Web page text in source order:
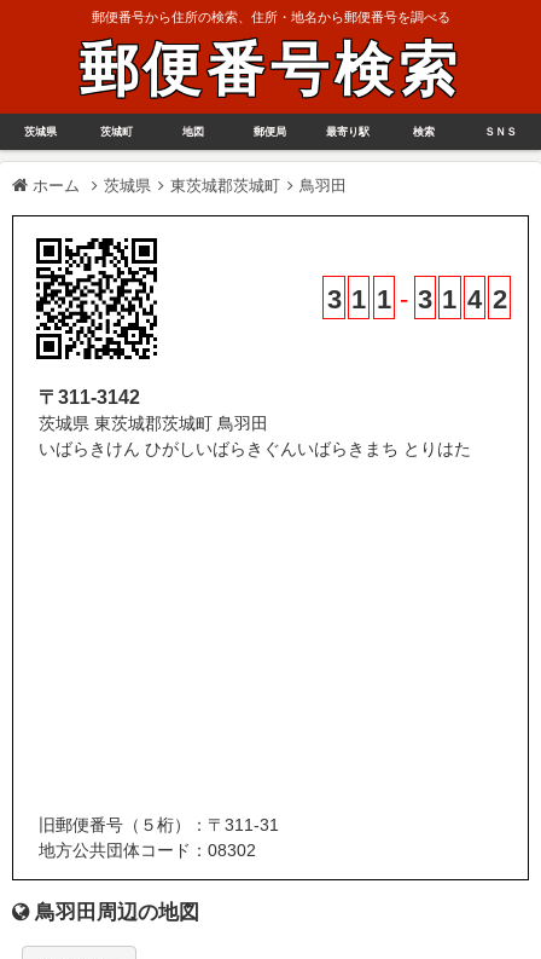
郵便番号から住所の検索、住所・地名から郵便番号を調べる
郵便番号検索
茨城県 茨城町 地図 郵便局 最寄り駅 検索 ＳＮＳ
ホーム 茨城県 東茨城郡茨城町 鳥羽田
3 1 1 - 3 1 4 2
〒311-3142
茨城県 東茨城郡茨城町 鳥羽田
いばらきけん ひがしいばらきぐんいばらきまち とりはた
旧郵便番号（５桁）：〒311-31
地方公共団体コード：08302
鳥羽田周辺の地図